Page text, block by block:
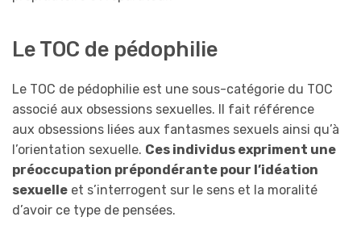
Le TOC de pédophilie
Le TOC de pédophilie est une sous-catégorie du TOC
associé aux obsessions sexuelles. Il fait référence
aux obsessions liées aux fantasmes sexuels ainsi qu’à
l’orientation sexuelle. Ces individus expriment une
préoccupation prépondérante pour l’idéation
sexuelle et s’interrogent sur le sens et la moralité
d’avoir ce type de pensées.